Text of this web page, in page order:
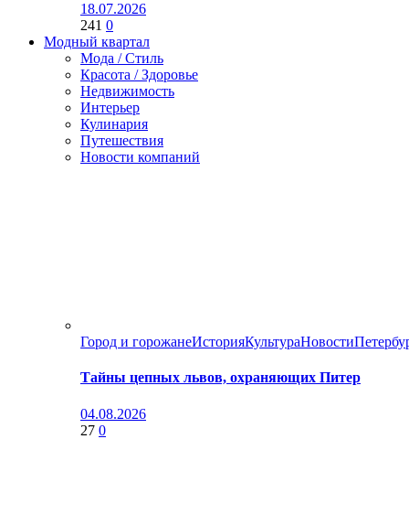
18.07.2026
241 0
Модный квартал
Мода / Стиль
Красота / Здоровье
Недвижимость
Интерьер
Кулинария
Путешествия
Новости компаний
Город и горожанеИсторияКультураНовости
Тайны цепных львов, охраняющих Питер
04.08.2026
27 0